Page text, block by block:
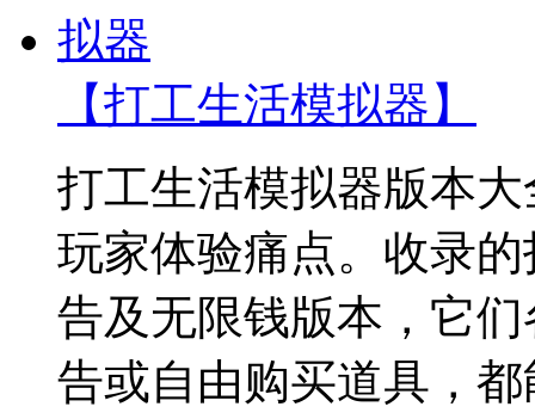
【打工生活模拟器】
打工生活模拟器版本
玩家体验痛点。收录
告及无限钱版本，它
告或自由购买道具，